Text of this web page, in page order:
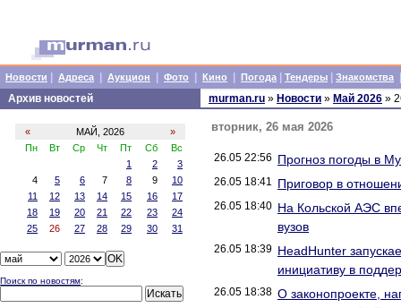
Новости Адреса Аукцион Фото Кино Погода Тендеры Знакомства
Архив новостей
« МАЙ, 2026
»
Пн
Вт Ср Чт Пт Сб
Вс
1
2
3
4
5 6 7 8 9
10
11
12 13 14 15 16
17
18
19 20 21 22 23
24
25
26 27 28 29 30 31
Поиск по новостям:
murman.ru » Новости » Май 2026 »
вторник, 26 мая 2026
26.05 22:56 Прогноз погоды в
26.05 18:41 Приговор в
26.05 18:40 На Кольской АЭС
вузов
26.05 18:39 HeadHunter
инициативу в
26.05 18:38 О законопроекте,